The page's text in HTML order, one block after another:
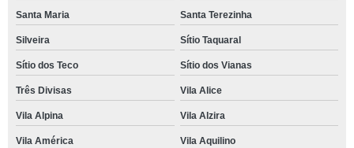
Santa Maria Santa Terezinha
Silveira Sítio Taquaral
Sítio dos Teco Sítio dos Vianas
Três Divisas Vila Alice
Vila Alpina Vila Alzira
Vila América Vila Aquilino